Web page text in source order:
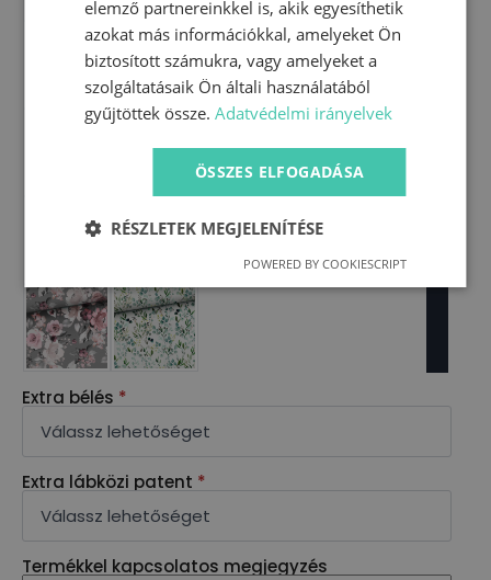
Extra bélés *
Extra lábközi patent *
Termékkel kapcsolatos megjegyzés
elemző partnereinkkel is, akik egyesíthetik
azokat más információkkal, amelyeket Ön
biztosított számukra, vagy amelyeket a
szolgáltatásaik Ön általi használatából
gyűjtöttek össze.Adatvédelmi irányelvek
ÖSSZES ELFOGADÁSA
RÉSZLETEK MEGJELENÍTÉSE
POWERED BY COOKIESCRIPT